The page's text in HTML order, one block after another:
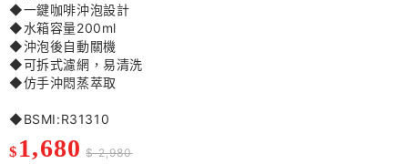
◆一鍵咖啡沖泡設計
◆水箱容量200ml
◆沖泡後自動關機
◆可拆式濾網，易清洗
◆仿手沖悶蒸萃取
◆BSMI:R31310
$ 1,680 $ 2,980